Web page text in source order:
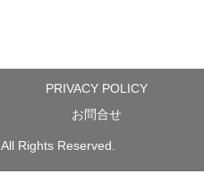
PRIVACY POLICY
お問合せ
All Rights Reserved.